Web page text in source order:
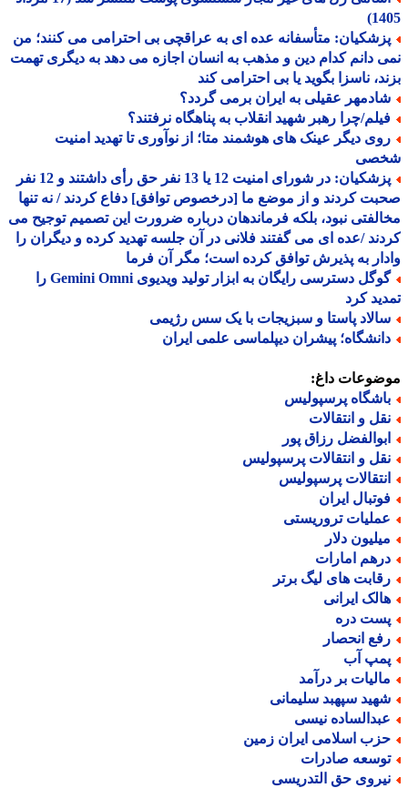
متأسفانه عده ای به عراقچی بی احترامی می کنند؛ من
دانم کدام دین و مذهب به انسان اجازه می دهد به دیگری تهمت
ناسزا بگوید یا بی احترامی کند
عقیلی به ایران برمی گردد؟
چرا رهبر شهید انقلاب به پناهگاه نرفتند؟
دیگر عینک های هوشمند متا؛ از نوآوری تا تهدید امنیت
پزشکیان: در شورای امنیت 12 یا 13 نفر حق رأی داشتند و 12 نفر
کردند و از موضع ما [درخصوص توافق] دفاع کردند / نه تنها
نبود، بلکه فرماندهان درباره ضرورت این تصمیم توجیح می
/عده ای می گفتند فلانی در آن جلسه تهدید کرده و دیگران را
به پذیرش توافق کرده است؛ مگر آن فرما
گوگل دسترسی رایگان به ابزار تولید ویدیوی Gemini Omni را
کرد
پاستا و سبزیجات با یک سس رژیمی
پیشران دیپلماسی علمی ایران
داغ:
پرسپولیس
و انتقالات
رزاق پور
و انتقالات پرسپولیس
پرسپولیس
ایران
تروریستی
دلار
امارات
های لیگ برتر
ایرانی
دره
انحصار
آب
بر درآمد
سپهبد سلیمانی
نیسی
اسلامی ایران زمین
صادرات
حق التدریسی